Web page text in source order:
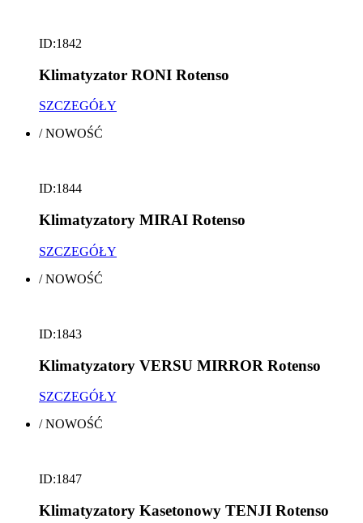
ID:1842
Klimatyzator RONI Rotenso
SZCZEGÓŁY
/NOWOŚĆ
ID:1844
Klimatyzatory MIRAI Rotenso
SZCZEGÓŁY
/NOWOŚĆ
ID:1843
Klimatyzatory VERSU MIRROR Rotenso
SZCZEGÓŁY
/NOWOŚĆ
ID:1847
Klimatyzatory Kasetonowy TENJI Rotenso